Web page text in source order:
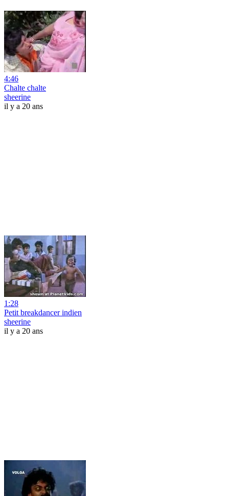
4:46
Chalte chalte
sheerine
il y a 20 ans
1:28
Petit breakdancer indien
sheerine
il y a 20 ans